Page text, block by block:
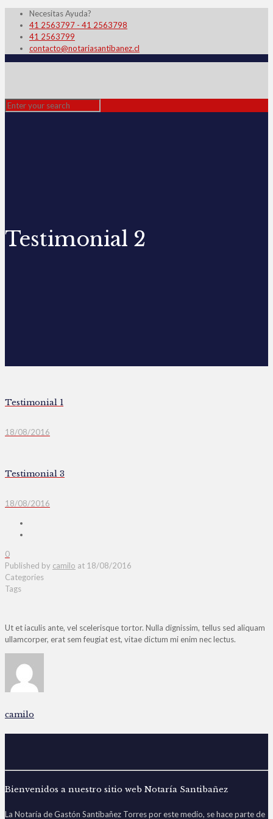
Necesitas Ayuda?
41 2563797 - 41 2563798
41 2563799
contacto@notariasantibanez.cl
Testimonial 2
Testimonial 1
18/08/2016
Testimonial 3
18/08/2016
0
Published by camilo at 18/08/2016
Categories
Tags
Ut et iaculis ante, vel scelerisque tortor. Nulla dignissim, tellus sed aliquam
ullamcorper, erat sem feugiat est, vitae dictum mi enim nec lectus.
camilo
Bienvenidos a nuestro sitio web Notaría Santibañez
La Notaría de Gastón Santibañez Torres por este medio, se hace parte de